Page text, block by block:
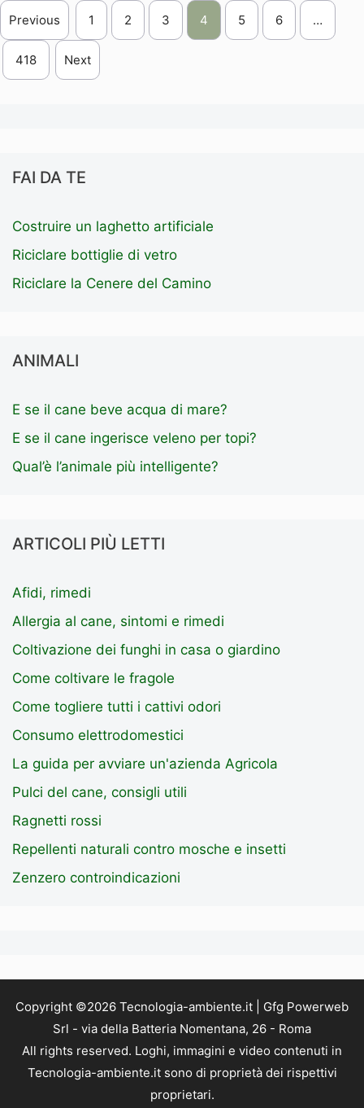
Previous 1 2 3 4 5 6 …
418 Next
FAI DA TE
Costruire un laghetto artificiale
Riciclare bottiglie di vetro
Riciclare la Cenere del Camino
ANIMALI
E se il cane beve acqua di mare?
E se il cane ingerisce veleno per topi?
Qual’è l’animale più intelligente?
ARTICOLI PIÙ LETTI
Afidi, rimedi
Allergia al cane, sintomi e rimedi
Coltivazione dei funghi in casa o giardino
Come coltivare le fragole
Come togliere tutti i cattivi odori
Consumo elettrodomestici
La guida per avviare un'azienda Agricola
Pulci del cane, consigli utili
Ragnetti rossi
Repellenti naturali contro mosche e insetti
Zenzero controindicazioni
Copyright ©2026 Tecnologia-ambiente.it | Gfg Powerweb
Srl - via della Batteria Nomentana, 26 - Roma
All rights reserved. Loghi, immagini e video contenuti in
Tecnologia-ambiente.it sono di proprietà dei rispettivi
proprietari.